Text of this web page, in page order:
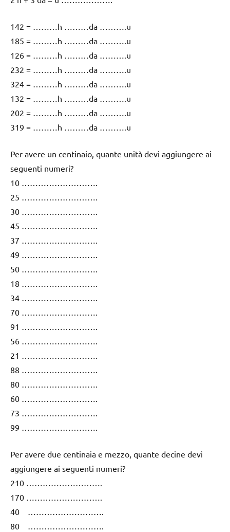
142 = ………h ………da ……….u
185 = ………h ………da ……….u
126 = ………h ………da ……….u
232 = ………h ………da ……….u
324 = ………h ………da ……….u
132 = ………h ………da ……….u
202 = ………h ………da ……….u
319 = ………h ………da ……….u
Per avere un centinaio, quante unità devi aggiungere ai
seguenti numeri?
10 ……………………….
25 ……………………….
30 ……………………….
45 ……………………….
37 ……………………….
49 ……………………….
50 ……………………….
18 ……………………….
34 ……………………….
70 ……………………….
91 ……………………….
56 ……………………….
21 ……………………….
88 ……………………….
80 ……………………….
60 ……………………….
73 ……………………….
99 ……………………….
Per avere due centinaia e mezzo, quante decine devi
aggiungere ai seguenti numeri?
210 ……………………….
170 ……………………….
40 ……………………….
80 ……………………….